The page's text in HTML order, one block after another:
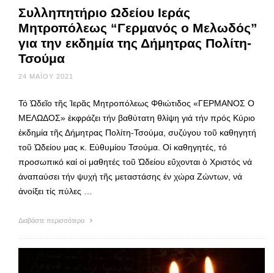
Συλληπητήριο Ωδείου Ιεράς
Μητροπόλεως “Γερμανός ο Μελωδός”
για την εκδημία της Δήμητρας Πολίτη-
Τσούμα
24 ΜΑΪ́ΟΥ 2021
Τό Ὠδεῖο τῆς Ἱερᾶς Μητροπόλεως Φθιώτιδος «ΓΕΡΜΑΝΟΣ Ο
ΜΕΛΩΔΟΣ» ἐκφράζει τήν βαθύτατη θλίψη γιά τήν πρός Κύριο
ἐκδημία τῆς Δήμητρας Πολίτη-Τσούμα, συζύγου τοῦ καθηγητή
τοῦ Ὠδείου μας κ. Εὐθυμίου Τσούμα. Οἱ καθηγητές, τό
προσωπικό καί οἱ μαθητές τοῦ Ὠδείου εὔχονται ὁ Χριστός νά
ἀναπαύσει τήν ψυχή τῆς μεταστάσης ἐν χώρα Ζώντων, νά
ἀνοίξει τίς πύλες …
Διαβάστε περισσότερα